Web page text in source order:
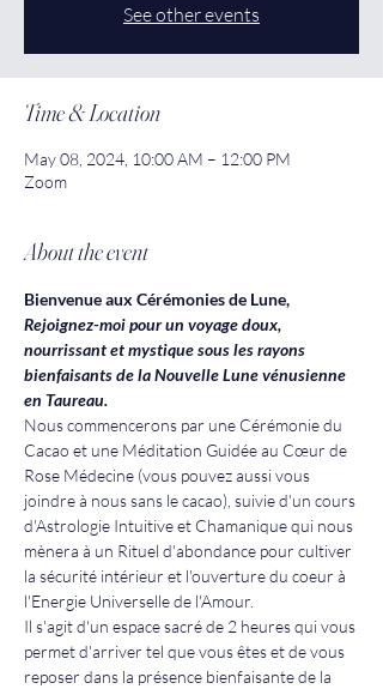
See other events
Time & Location
May 08, 2024, 10:00 AM – 12:00 PM
Zoom
About the event
Bienvenue aux Cérémonies de Lune,
Rejoignez-moi pour un voyage doux,
nourrissant et mystique sous les rayons
bienfaisants de la Nouvelle Lune vénusienne
en Taureau.
Nous commencerons par une Cérémonie du
Cacao et une Méditation Guidée au Cœur de
Rose Médecine (vous pouvez aussi vous
joindre à nous sans le cacao), suivie d'un cours
d'Astrologie Intuitive et Chamanique qui nous
mènera à un Rituel d'abondance pour cultiver
la sécurité intérieur et l'ouverture du coeur à
l'Energie Universelle de l'Amour.
Il s'agit d'un espace sacré de 2 heures qui vous
permet d'arriver tel que vous êtes et de vous
reposer dans la présence bienfaisante de la